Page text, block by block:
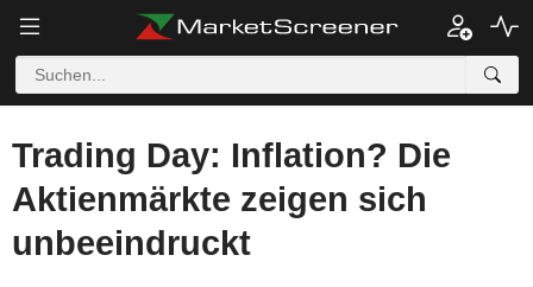
Trading Day: Inflation? Die
Aktienmärkte zeigen sich
unbeeindruckt